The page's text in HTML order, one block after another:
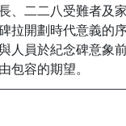
、二二八受難者及
拉開劃時代意義的序
人員於紀念碑意
包容的期望。